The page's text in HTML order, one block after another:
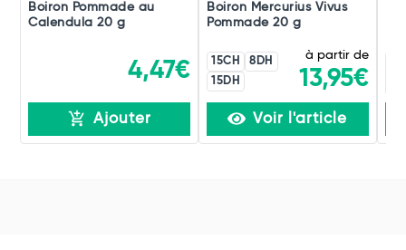
Boiron Pommade au
Calendula 20 g
4,47€
Ajouter
Boiron Mercurius Vivus
Pommade 20 g
15CH
8DH
15DH
à partir de
13,95€
Voir l'article